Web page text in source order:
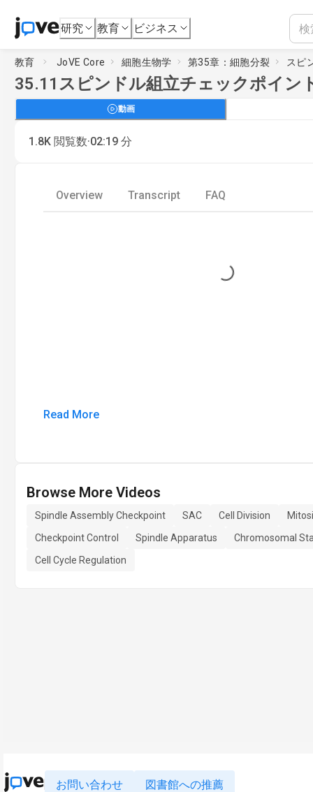
研究 教育 ビジネス
教育 JoVE Core 細胞生物学 第35章：細胞分裂 スピ
35.11 スピンドル組立チェックポイン
動画
1.8K 閲覧数·02:19 分
Overview Transcript FAQ
Loading...
Read More
Browse More Videos
Spindle Assembly Checkpoint SAC Cell Division
Checkpoint Control
Spindle Apparatus
Chromosomal
Cell Cycle Regulation
お問い合わせ 図書館への推薦